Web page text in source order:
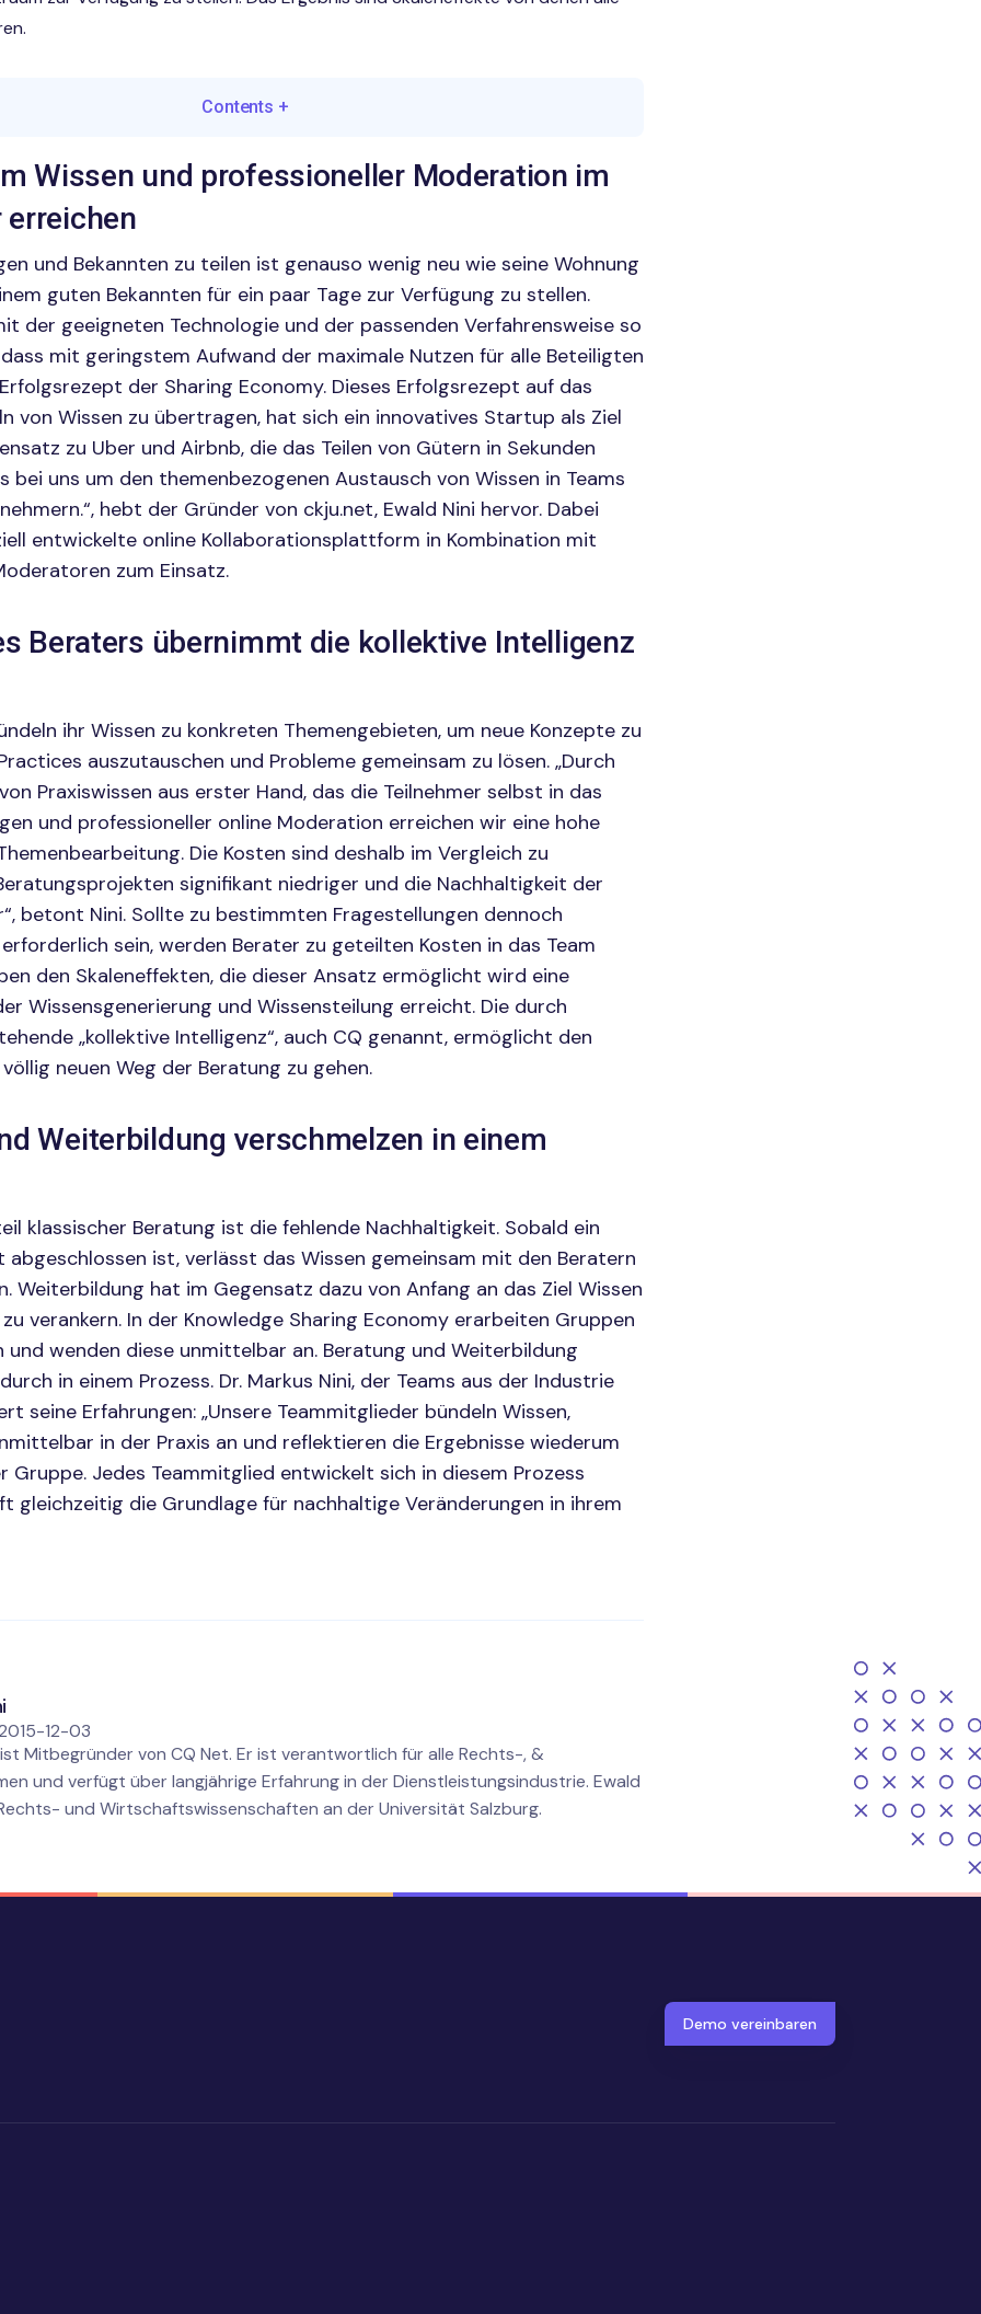
Contents +
Wissen und professioneller Moderation im
erreichen
und Bekannten zu teilen ist genauso wenig neu wie seine Wohnung
guten Bekannten für ein paar Tage zur Verfügung zu stellen.
der geeigneten Technologie und der passenden Verfahrensweise so
mit geringstem Aufwand der maximale Nutzen für alle Beteiligten
der Sharing Economy. Dieses Erfolgsrezept auf das
von Wissen zu übertragen, hat sich ein innovatives Startup als Ziel
zu Uber und Airbnb, die das Teilen von Gütern in Sekunden
bei uns um den themenbezogenen Austausch von Wissen in Teams
hebt der Gründer von ckju.net, Ewald Nini hervor. Dabei
entwickelte online Kollaborationsplattform in Kombination mit
zum Einsatz.
Beraters übernimmt die kollektive Intelligenz
ihr Wissen zu konkreten Themengebieten, um neue Konzepte zu
auszutauschen und Probleme gemeinsam zu lösen. „Durch
Praxiswissen aus erster Hand, das die Teilnehmer selbst in das
und professioneller online Moderation erreichen wir eine hohe
Die Kosten sind deshalb im Vergleich zu
signifikant niedriger und die Nachhaltigkeit der
betont Nini. Sollte zu bestimmten Fragestellungen dennoch
sein, werden Berater zu geteilten Kosten in das Team
den Skaleneffekten, die dieser Ansatz ermöglicht wird eine
Wissensgenerierung und Wissensteilung erreicht. Die durch
„kollektive Intelligenz“, auch CQ genannt, ermöglicht den
neuen Weg der Beratung zu gehen.
Weiterbildung verschmelzen in einem
klassischer Beratung ist die fehlende Nachhaltigkeit. Sobald ein
ist, verlässt das Wissen gemeinsam mit den Beratern
Weiterbildung hat im Gegensatz dazu von Anfang an das Ziel Wissen
verankern. In der Knowledge Sharing Economy erarbeiten Gruppen
und wenden diese unmittelbar an. Beratung und Weiterbildung
in einem Prozess. Dr. Markus Nini, der Teams aus der Industrie
seine Erfahrungen: „Unsere Teammitglieder bündeln Wissen,
in der Praxis an und reflektieren die Ergebnisse wiederum
Gruppe. Jedes Teammitglied entwickelt sich in diesem Prozess
gleichzeitig die Grundlage für nachhaltige Veränderungen in ihrem
12-03
ist Mitbegründer von CQ Net. Er ist verantwortlich für alle Rechts-, &
und verfügt über langjährige Erfahrung in der Dienstleistungsindustrie. Ewald
und Wirtschaftswissenschaften an der Universität Salzburg.
Demo vereinbaren